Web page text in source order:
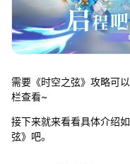
需要《时空之弦》攻略可
栏查看~
接下来就来看看具体介绍
弦》吧。